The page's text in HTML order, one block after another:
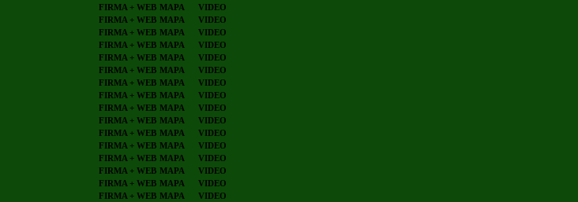
FIRMA + WEB MAPA
VIDEO
FIRMA + WEB MAPA
VIDEO
FIRMA + WEB MAPA
VIDEO
FIRMA + WEB MAPA
VIDEO
FIRMA + WEB MAPA
VIDEO
FIRMA + WEB MAPA
VIDEO
FIRMA + WEB MAPA
VIDEO
FIRMA + WEB MAPA
VIDEO
FIRMA + WEB MAPA
VIDEO
FIRMA + WEB MAPA
VIDEO
FIRMA + WEB MAPA
VIDEO
FIRMA + WEB MAPA
VIDEO
FIRMA + WEB MAPA
VIDEO
FIRMA + WEB MAPA
VIDEO
FIRMA + WEB MAPA
VIDEO
FIRMA + WEB MAPA
VIDEO